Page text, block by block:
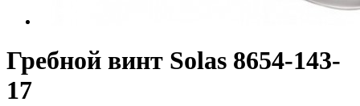
Гребной винт Solas 8654-143-
17